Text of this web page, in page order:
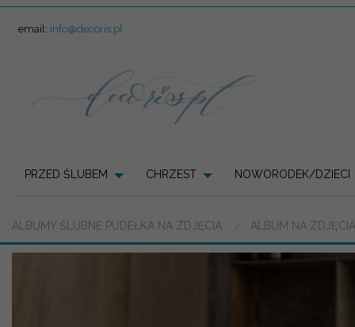
email: info@decoris.pl
PRZED ŚLUBEM CHRZEST NOWORODEK/DZIECI
ALBUMY ŚLUBNE PUDEŁKA NA ZDJĘCIA ALBUM NA ZDJĘCIA